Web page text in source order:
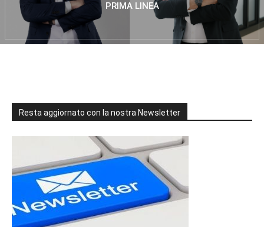
PRIMA LINEA
Resta aggiornato con la nostra Newsletter